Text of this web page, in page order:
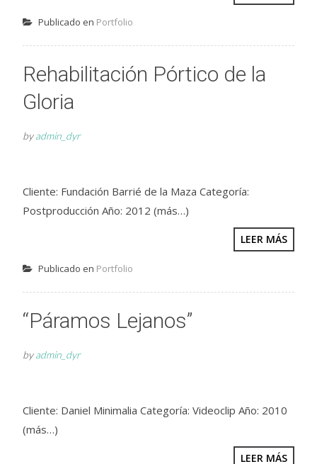
Publicado en Portfolio
Rehabilitación Pórtico de la
Gloria
byadmin_dyr
Cliente: Fundación Barrié de la Maza Categoría:
Postproducción Año: 2012 (más…)
LEER MÁS
Publicado en Portfolio
“Páramos Lejanos”
byadmin_dyr
Cliente: Daniel Minimalia Categoría: Videoclip Año: 2010
(más…)
LEER MÁS